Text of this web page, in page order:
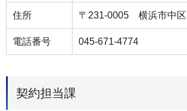
住所 〒231-0005 横浜市中
電話番号 045-671-4774
契約担当課